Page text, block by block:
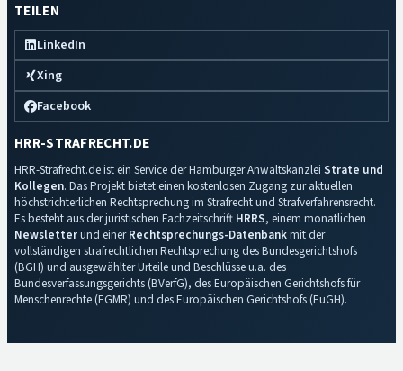
TEILEN
LinkedIn
Xing
Facebook
HRR-STRAFRECHT.DE
HRR-Strafrecht.de ist ein Service der Hamburger Anwaltskanzlei Strate und
Kollegen. Das Projekt bietet einen kostenlosen Zugang zur aktuellen
höchstrichterlichen Rechtsprechung im Strafrecht und Strafverfahrensrecht.
Es besteht aus der juristischen Fachzeitschrift HRRS, einem monatlichen
Newsletterund einerRechtsprechungs-Datenbankmit der
vollständigen strafrechtlichen Rechtsprechung des Bundesgerichtshofs
(BGH) und ausgewählter Urteile und Beschlüsse u.a. des
Bundesverfassungsgerichts (BVerfG), des Europäischen Gerichtshofs für
Menschenrechte (EGMR) und des Europäischen Gerichtshofs (EuGH).